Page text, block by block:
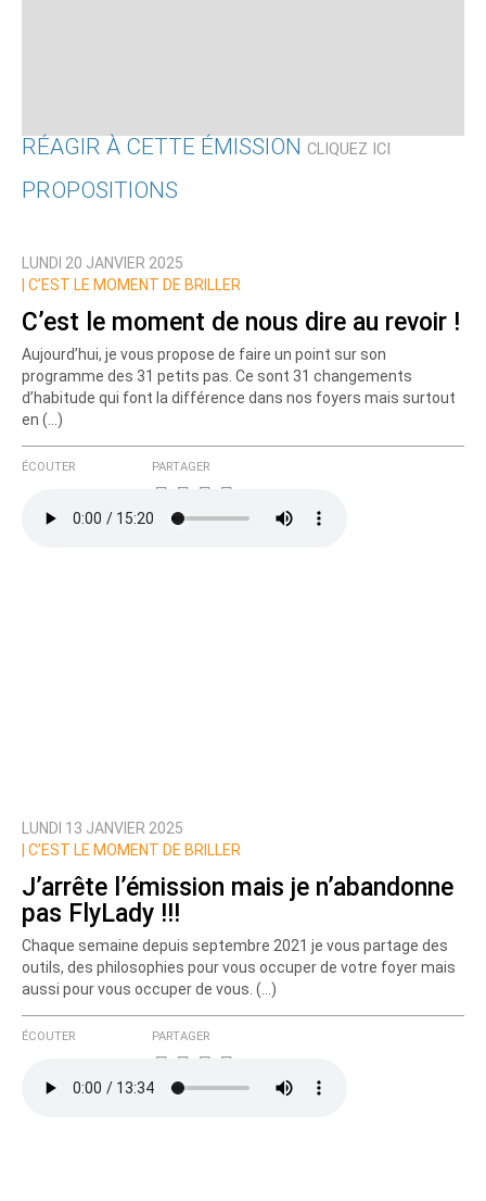
RÉAGIR À CETTE ÉMISSION CLIQUEZ ICI
Nom
Courriel (non publié)
Ajoutez votre commentaire ici
Texte de votre message
Prévenez-moi de tous les nouveaux commentaires
PROPOSITIONS
LUNDI 20 JANVIER 2025
C’EST LE MOMENT DE BRILLER
C’est le moment de nous dire au revoir !
Aujourd’hui, je vous propose de faire un point sur son
programme des 31 petits pas. Ce sont 31 changements
d’habitude qui font la différence dans nos foyers mais surtout
en (…)
ÉCOUTER PARTAGER
LUNDI 13 JANVIER 2025
C’EST LE MOMENT DE BRILLER
J’arrête l’émission mais je n’abandonne
pas FlyLady !!!
Chaque semaine depuis septembre 2021 je vous partage des
outils, des philosophies pour vous occuper de votre foyer mais
aussi pour vous occuper de vous. (…)
ÉCOUTER PARTAGER